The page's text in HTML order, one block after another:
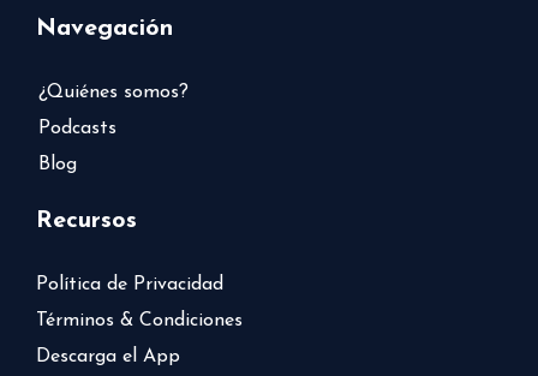
Navegación
¿Quiénes somos?
Podcasts
Blog
Recursos
Política de Privacidad
Términos & Condiciones
Descarga el App